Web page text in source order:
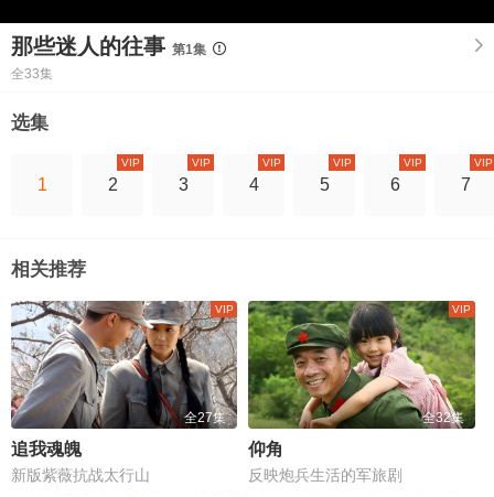
那些迷人的往事 第1集
全33集
选集
1 2
VIP
3
VIP
4
VIP
5
VIP
6
VIP
7
VIP
相关推荐
全27集
追我魂魄
新版紫薇抗战太行山
全32集
仰角
反映炮兵生活的军旅剧